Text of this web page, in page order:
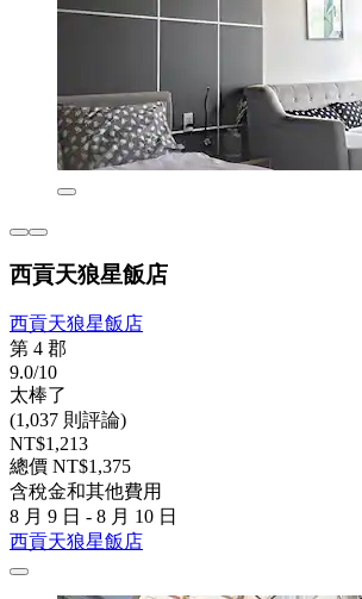
西貢天狼星飯店
西貢天狼星飯店
第 4 郡
9.0/10
太棒了
(1,037 則評論)
NT$1,213
總價 NT$1,375
含稅金和其他費用
8 月 9 日 - 8 月 10 日
西貢天狼星飯店